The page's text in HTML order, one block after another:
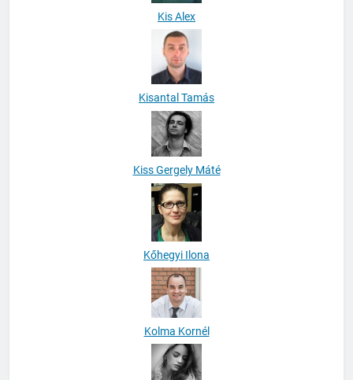
Kis Alex
Kisantal Tamás
Kiss Gergely Máté
Kőhegyi Ilona
Kolma Kornél